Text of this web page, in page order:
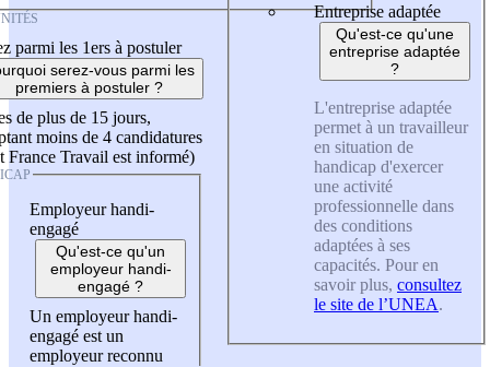
parmi les 1ers à postuler
serez-vous parmi les
premiers à postuler ?
de plus de 15 jours,
moins de 4 candidatures
France Travail est informé)
Employeur handi-
engagé
Qu'est-ce qu'un
employeur handi-
engagé ?
Un employeur handi-
engagé est un
employeur reconnu
Entreprise adaptée
Qu'est-ce qu'une
entreprise adaptée
?
L'entreprise adaptée
permet à un travailleur
en situation de
handicap d'exercer
une activité
professionnelle dans
des conditions
adaptées à ses
capacités. Pour en
savoir plus, consultez
le site de l’UNEA.